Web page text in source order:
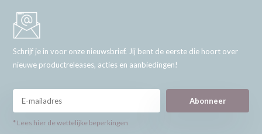
Schrijf je in voor onze nieuwsbrief. Jij bent de eerste die hoort over
nieuwe productreleases, acties en aanbiedingen!
Abonneer
* Lees hier de wettelijke beperkingen